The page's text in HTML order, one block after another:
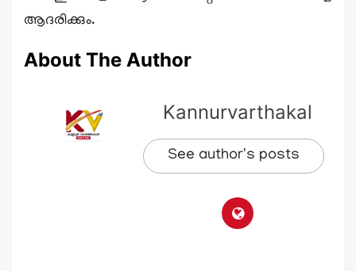
ആദരിക്കും.
About The Author
Kannurvarthakal
See author's posts